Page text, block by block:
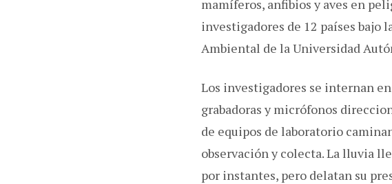
mamíferos, anfibios y aves en
investigadores de 12 países
Ambiental de la Universidad
Los investigadores se internan
grabadoras y micrófonos
de equipos de laboratorio
observación y colecta. La lluvia
por instantes, pero delatan su